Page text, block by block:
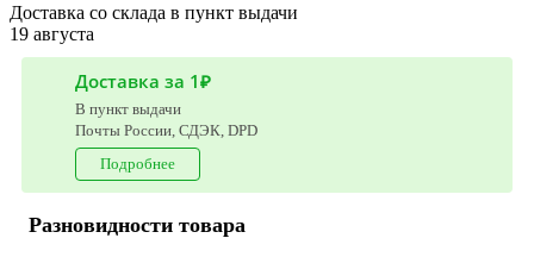
Доставка со склада в пункт выдачи
19 августа
Доставка за 1₽
В пункт выдачи
Почты России, СДЭК, DPD
Подробнее
Разновидности товара